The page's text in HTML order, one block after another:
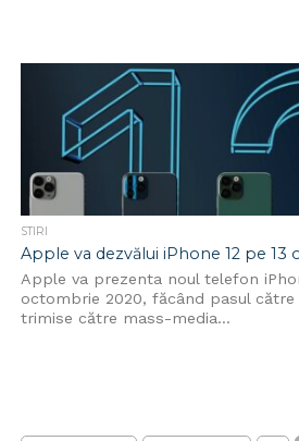
STIRI
Apple va dezvălui iPhone 12 pe 13
Apple va prezenta noul telefon
octombrie 2020, făcând pasul către
trimise către mass-media...